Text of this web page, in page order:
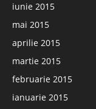
iunie 2015
mai 2015
aprilie 2015
martie 2015
februarie 2015
ianuarie 2015